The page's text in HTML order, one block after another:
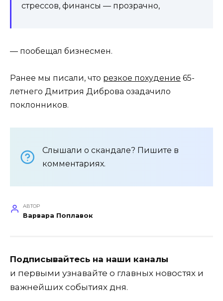
стрессов, финансы — прозрачно,
— пообещал бизнесмен.
Ранее мы писали, что резкое похудение 65-
летнего Дмитрия Диброва озадачило
поклонников.
Слышали о скандале? Пишите в
комментариях.
АВТОР
Варвара Поплавок
Подписывайтесь на наши каналы
и первыми узнавайте о главных новостях и
важнейших событиях дня.